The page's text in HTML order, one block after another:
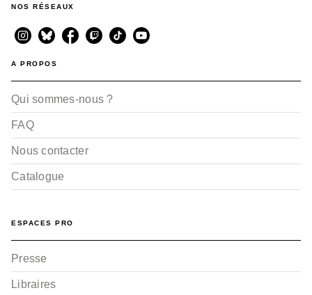
NOS RÉSEAUX
A PROPOS
Qui sommes-nous ?
FAQ
Nous contacter
Catalogue
ESPACES PRO
Presse
Libraires